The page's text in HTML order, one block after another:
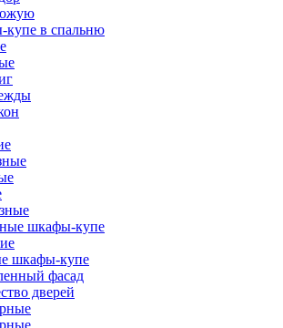
в спальню
шкафы-купе
шкафы-купе
фасад
дверей